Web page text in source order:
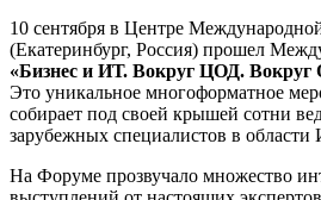
10 сентября в Центре
(Екатеринбург, Россия) прошел
«Бизнес и ИТ. Вокруг ЦОД. Вокруг
Это уникальное многоформатное
собирает под своей крышей сотни
зарубежных специалистов в области
На Форуме прозвучало множество